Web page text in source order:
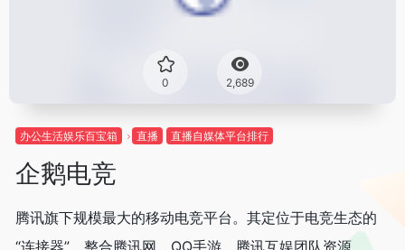
0 2,689
办公生活娱乐百宝箱 直播 直播自媒体平台排行
企鹅电竞
腾讯旗下规模最大的移动电竞平台。其定位于电竞生态的
“连接器”，整合腾讯网、QQ手游、腾讯互娱团队资源